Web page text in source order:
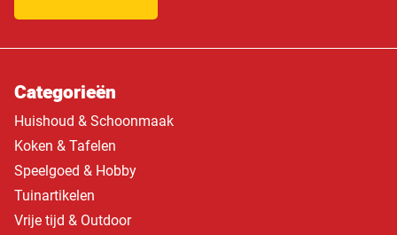
Categorieën
Huishoud & Schoonmaak
Koken & Tafelen
Speelgoed & Hobby
Tuinartikelen
Vrije tijd & Outdoor